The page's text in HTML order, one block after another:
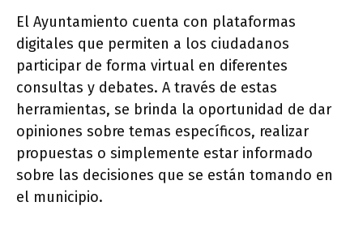
El Ayuntamiento cuenta con plataformas
digitales que permiten a los ciudadanos
participar de forma virtual en diferentes
consultas y debates. A través de estas
herramientas, se brinda la oportunidad de dar
opiniones sobre temas específicos, realizar
propuestas o simplemente estar informado
sobre las decisiones que se están tomando en
el municipio.